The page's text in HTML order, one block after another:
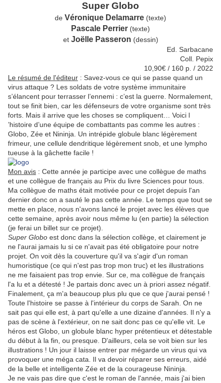
Super Globo
de Véronique Delamarre (texte)
Pascale Perrier (texte)
et Joëlle Passeron (dessin)
Ed. Sarbacane
Coll. Pepix
10,90€ / 160 p. / 2022
Le résumé de l'éditeur : Savez-vous ce qui se passe quand un
virus attaque ? Les soldats de votre système immunitaire
s’élancent pour terrasser l’ennemi : c’est la guerre. Normalement,
tout se finit bien, car les défenseurs de votre organisme sont très
forts. Mais il arrive que les choses se compliquent… Voici l
’histoire d’une équipe de combattants pas comme les autres :
Globo, Zée et Nininja. Un intrépide globule blanc légèrement
frimeur, une cellule dendritique légèrement snob, et une lympho
tueuse à la gâchette facile !
Mon avis : Cette année je participe avec une collègue de maths
et une collègue de français au Prix du livre Sciences pour tous.
Ma collègue de maths était motivée pour ce projet depuis l'an
dernier donc on a sauté le pas cette année. Le temps que tout se
mette en place, nous n'avons lancé le projet avec les élèves que
cette semaine, après avoir nous même lu (en partie) la sélection
(je ferai un billet sur ce projet).
Super Globo est donc dans la sélection collège, et clairement je
ne l'aurai jamais lu si ce n'avait pas été obligatoire pour notre
projet. On voit dès la couverture qu'il va s'agir d'un roman
humoristique (ce qui n'est pas trop mon truc) et les illustrations
ne me faisaient pas trop envie. Sur ce, ma collègue de français
l'a lu et a détesté ! Je partais donc avec un à priori assez négatif.
Finalement, ça m'a beaucoup plus plu que ce que j'aurai pensé !
Toute l'histoire se passe à l'intérieur du corps de Sarah. On ne
sait pas qui elle est, à part qu'elle a une dizaine d'années. Il n'y a
pas de scène à l'extérieur, on ne sait donc pas ce qu'elle vit. Le
héros est Globo, un globule blanc hyper prétentieux et détestable
du début à la fin, ou presque. D'ailleurs, cela se voit bien sur les
illustrations ! Un jour il laisse entrer par mégarde un virus qui va
provoquer une méga cata. Il va devoir réparer ses erreurs, aidé
de la belle et intelligente Zée et de la courageuse Nininja.
Je ne vais pas dire que c'est le roman de l'année, mais j'ai bien